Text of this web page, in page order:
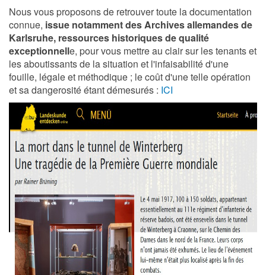
Nous vous proposons de retrouver toute la documentation
connue, issue notamment des Archives allemandes de
Karlsruhe, ressources historiques de qualité
exceptionnelle, pour vous mettre au clair sur les tenants et
les aboutissants de la situation et l'infaisabilité d'une
fouille, légale et méthodique ; le coût d'une telle opération
et sa dangerosité étant démesurés : ICI